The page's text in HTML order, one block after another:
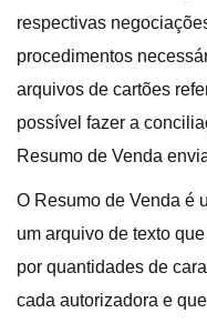
respectivas
procedimentos
arquivos de cartões
possível fazer a
Resumo de Venda
O Resumo de Venda é
um arquivo de texto
por quantidades de
cada autorizadora e